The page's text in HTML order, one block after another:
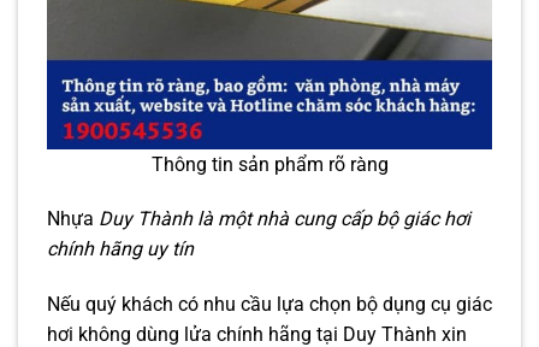
Thông tin sản phẩm rõ ràng
Nhựa Duy Thành là một nhà cung cấp bộ giác hơi
chính hãng uy tín
Nếu quý khách có nhu cầu lựa chọn bộ dụng cụ giác
hơi không dùng lửa chính hãng tại Duy Thành xin